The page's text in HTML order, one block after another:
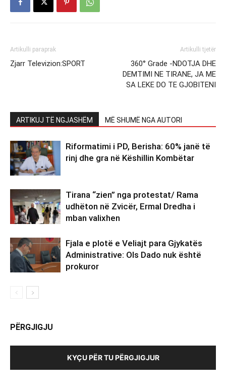
Artikulli paraprak
Zjarr Televizion:SPORT
Artikulli tjetër
360° Grade -NDOTJA DHE
DEMTIMI NE TIRANE, JA ME
SA LEKE DO TE GJOBITENI
ARTIKUJ TË NGJASHËM MË SHUMË NGA AUTORI
Riformatimi i PD, Berisha: 60% janë të
rinj dhe gra në Këshillin Kombëtar
Tirana “zien” nga protestat/ Rama
udhëton në Zvicër, Ermal Dredha i
mban valixhen
Fjala e plotë e Veliajt para Gjykatës
Administrative: Ols Dado nuk është
prokuror
PËRGJIGJU
KYÇU PËR TU PËRGJIGJUR